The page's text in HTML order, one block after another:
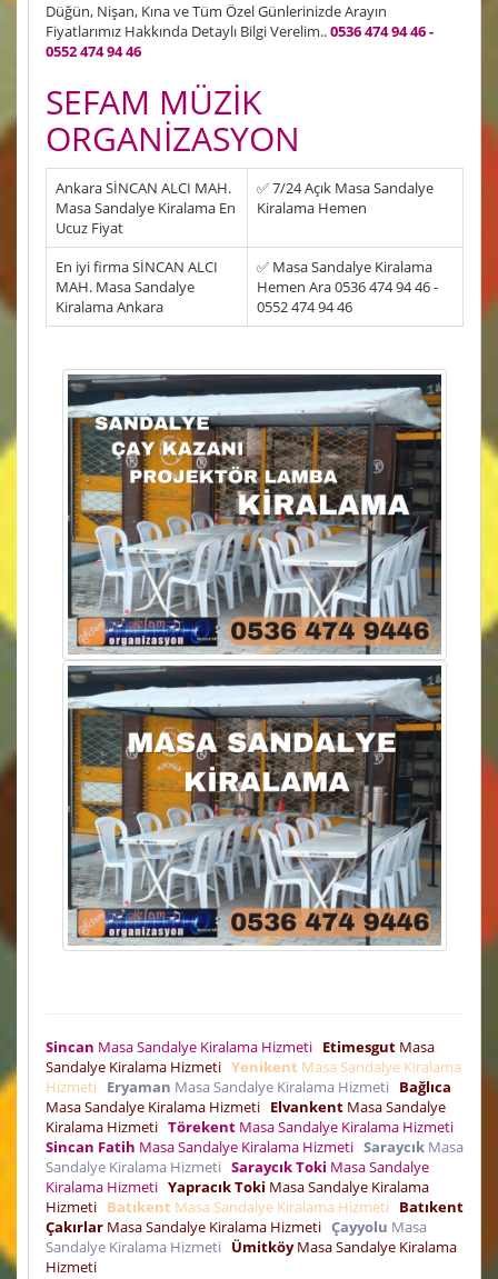
Düğün, Nişan, Kına ve Tüm Özel Günlerinizde Arayın
Fiyatlarımız Hakkında Detaylı Bilgi Verelim..0536 474 94 46 -
0552 474 94 46
SEFAM MÜZİK
ORGANİZASYON
Ankara SİNCAN ALCI MAH.
Masa Sandalye Kiralama En
Ucuz Fiyat
✅ 7/24 Açık Masa Sandalye
Kiralama Hemen
En iyi firma SİNCAN ALCI
MAH. Masa Sandalye
Kiralama Ankara
✅ Masa Sandalye Kiralama
Hemen Ara 0536 474 94 46 -
0552 474 94 46
Sincan Masa Sandalye Kiralama Hizmeti Etimesgut Masa
Sandalye Kiralama Hizmeti Yenikent Masa Sandalye Kiralama
Hizmeti
Eryaman Masa Sandalye Kiralama Hizmeti
Bağlıca
Masa Sandalye Kiralama Hizmeti Elvankent Masa Sandalye
Kiralama Hizmeti Törekent Masa Sandalye Kiralama Hizmeti
Sincan Fatih Masa Sandalye Kiralama Hizmeti Saraycık Masa
Sandalye Kiralama Hizmeti Saraycık Toki Masa Sandalye
Kiralama Hizmeti Yapracık Toki Masa Sandalye Kiralama
Hizmeti Batıkent Masa Sandalye Kiralama Hizmeti
Batıkent
Çakırlar Masa Sandalye Kiralama Hizmeti Çayyolu Masa
Sandalye Kiralama Hizmeti
ÜmitköyMasa Sandalye Kiralama
Hizmeti